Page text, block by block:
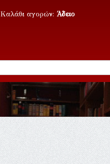
Καλάθι αγορών: Άδειο